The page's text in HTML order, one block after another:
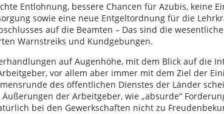
Entlohnung, bessere Chancen für Azubis, keine
sowie eine neue Entgeltordnung für die
auf die Beamten – Das sind die
Warnstreiks und Kundgebungen.
auf Augenhöhe, mit dem Blick auf die
vor allem aber immer mit dem Ziel der
des öffentlichen Dienstes der Länder
der Arbeitgeber, wie „absurde“
bei den Gewerkschaften nicht zu